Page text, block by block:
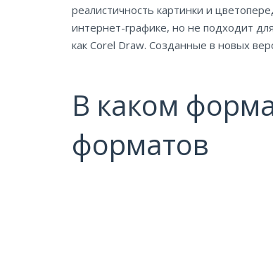
реалистичность картинки и
интернет-графике, но не подходит
как Corel Draw. Созданные в новых
В каком
форматов